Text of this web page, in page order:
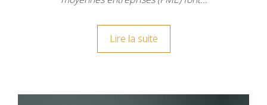
Lire la suite